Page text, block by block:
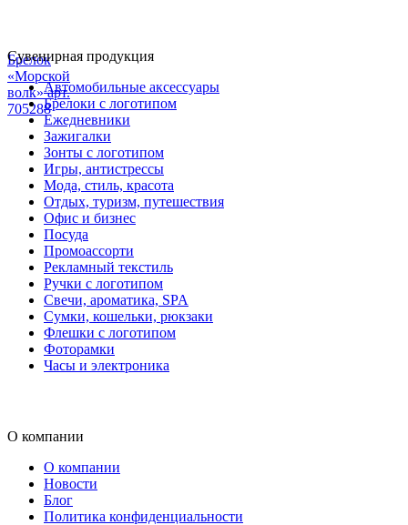
Брелок
«Морской
волк» арт.
705288
Сувенирная продукция
Автомобильные аксессуары
Брелоки с логотипом
Ежедневники
Зажигалки
Зонты с логотипом
Игры, антистрессы
Мода, стиль, красота
Отдых, туризм, путешествия
Офис и бизнес
Посуда
Промоассорти
Рекламный текстиль
Ручки с логотипом
Свечи, ароматика, SPA
Сумки, кошельки, рюкзаки
Флешки с логотипом
Фоторамки
Часы и электроника
О компании
О компании
Новости
Блог
Политика конфиденциальности